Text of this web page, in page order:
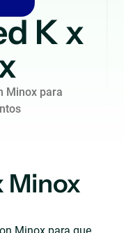
K x
Minox para
Minox